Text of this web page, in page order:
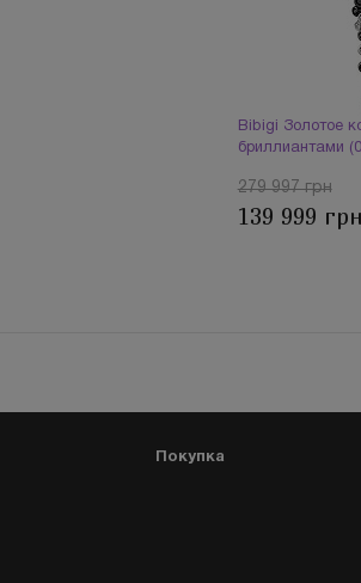
Bibigi Золотое
бриллиантами
279 997 грн
139 999 грн
Покупка